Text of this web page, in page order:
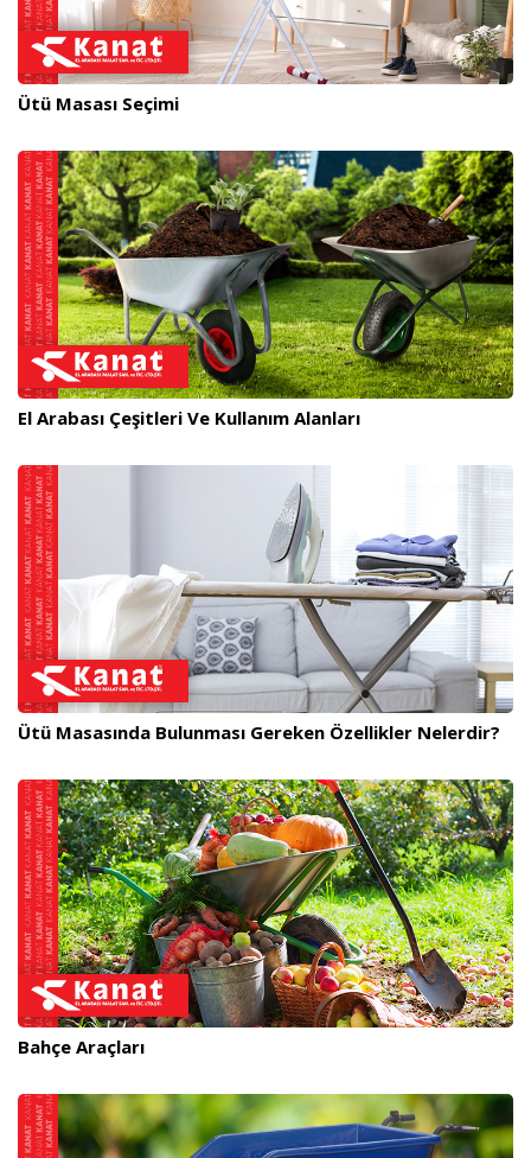
Ütü Masası Seçimi
El Arabası Çeşitleri Ve Kullanım Alanları
Ütü Masasında Bulunması Gereken Özellikler Nelerdir?
Bahçe Araçları